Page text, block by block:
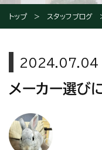
トップ スタッフブログ
2024.07.04
メーカー選び